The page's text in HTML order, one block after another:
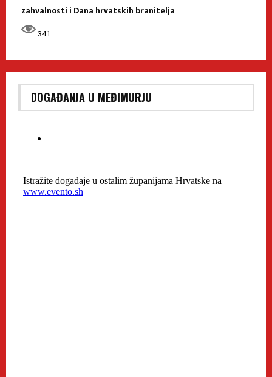
zahvalnosti i Dana hrvatskih branitelja
341
DOGAĐANJA U MEĐIMURJU